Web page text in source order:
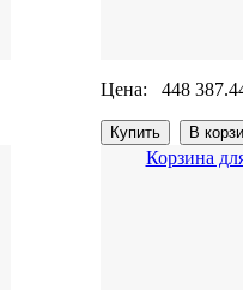
Цена: 448
Корзина